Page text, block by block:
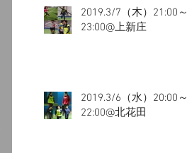
2019.3/7（木）21:00～
23:00@上新庄
2019.3/6（水）20:00～
22:00@北花田